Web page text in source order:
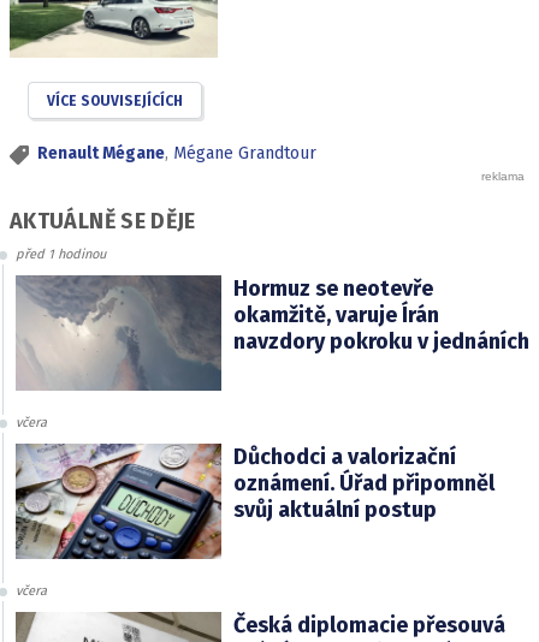
VÍCE SOUVISEJÍCÍCH
Renault Mégane, Mégane Grandtour
AKTUÁLNĚ SE DĚJE
před 1 hodinou
Hormuz se neotevře
okamžitě, varuje Írán
navzdory pokroku v jednáních
včera
Důchodci a valorizační
oznámení. Úřad připomněl
svůj aktuální postup
včera
Česká diplomacie přesouvá